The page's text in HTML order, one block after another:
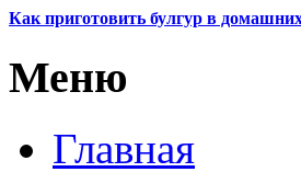
Как приготовить булгур в
Меню
Главная